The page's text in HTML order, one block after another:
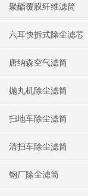
聚酯覆膜纤维滤筒
六耳快拆式除尘滤芯
唐纳森空气滤筒
抛丸机除尘滤筒
扫地车除尘滤筒
清扫车除尘滤筒
钢厂除尘滤筒